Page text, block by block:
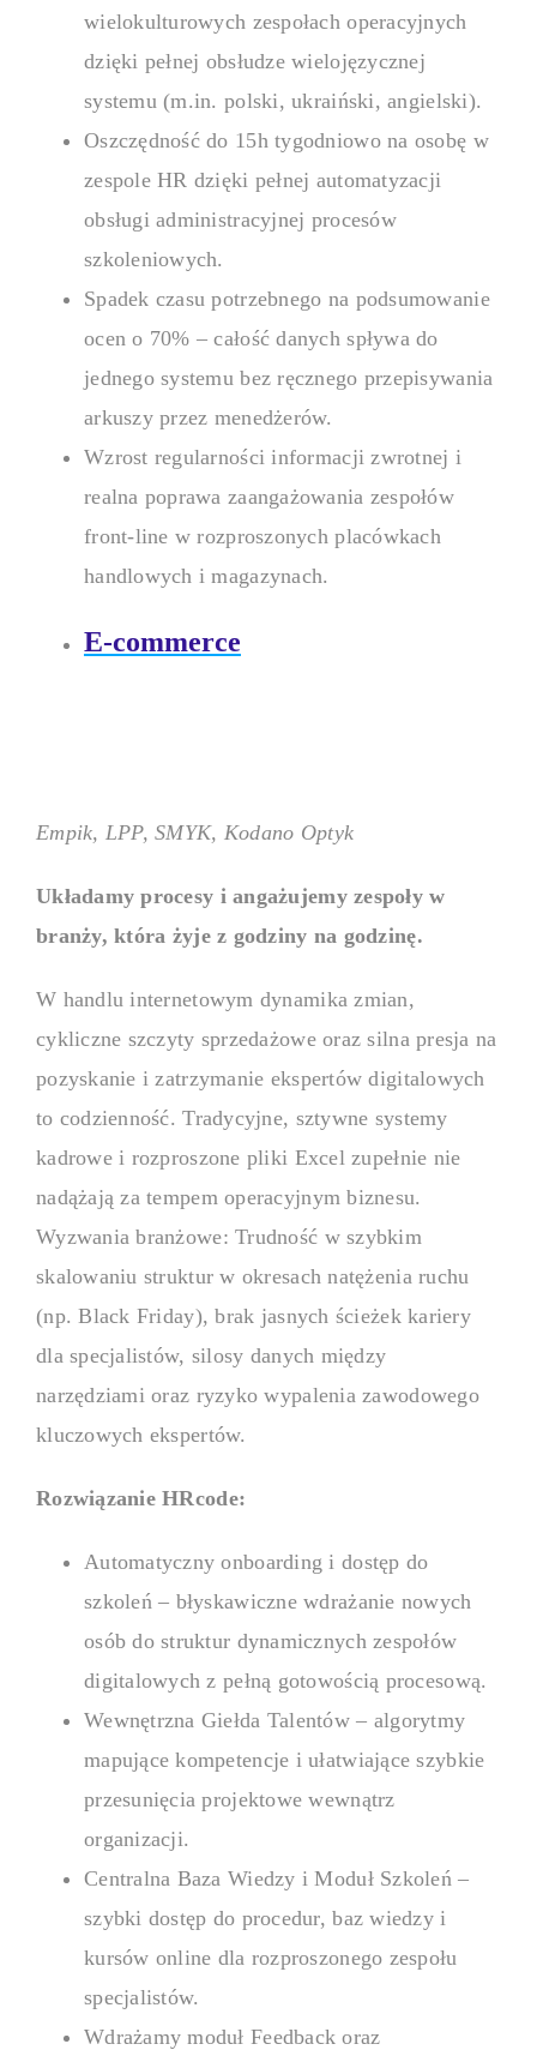
Platforma do szkoleń i
Twórz i zarządzaj
Ułatw komunikację i dostęp
Wizyty
Usprawnij zarządzanie
wielokulturowych zespołach operacyjnych
dzięki pełnej obsłudze wielojęzycznej
systemu (m.in. polski, ukraiński, angielski).
Oszczędność do 15h tygodniowo na osobę w
zespole HR dzięki pełnej automatyzacji
obsługi administracyjnej procesów
szkoleniowych.
Spadek czasu potrzebnego na podsumowanie
ocen o 70% – całość danych spływa do
jednego systemu bez ręcznego przepisywania
arkuszy przez menedżerów.
Wzrost regularności informacji zwrotnej i
realna poprawa zaangażowania zespołów
front-line w rozproszonych placówkach
handlowych i magazynach.
E-commerce
Empik, LPP, SMYK, Kodano Optyk
Układamy procesy i angażujemy zespoły w
branży, która żyje z godziny na godzinę.
W handlu internetowym dynamika zmian,
cykliczne szczyty sprzedażowe oraz silna presja na
pozyskanie i zatrzymanie ekspertów digitalowych
to codzienność. Tradycyjne, sztywne systemy
kadrowe i rozproszone pliki Excel zupełnie nie
nadążają za tempem operacyjnym biznesu.
Wyzwania branżowe: Trudność w szybkim
skalowaniu struktur w okresach natężenia ruchu
(np. Black Friday), brak jasnych ścieżek kariery
dla specjalistów, silosy danych między
narzędziami oraz ryzyko wypalenia zawodowego
kluczowych ekspertów.
Rozwiązanie HRcode:
Automatyczny onboarding i dostęp do
szkoleń – błyskawiczne wdrażanie nowych
osób do struktur dynamicznych zespołów
digitalowych z pełną gotowością procesową.
Wewnętrzna Giełda Talentów – algorytmy
mapujące kompetencje i ułatwiające szybkie
przesunięcia projektowe wewnątrz
organizacji.
Centralna Baza Wiedzy i Moduł Szkoleń –
szybki dostęp do procedur, baz wiedzy i
kursów online dla rozproszonego zespołu
specjalistów.
Wdrażamy moduł Feedback oraz